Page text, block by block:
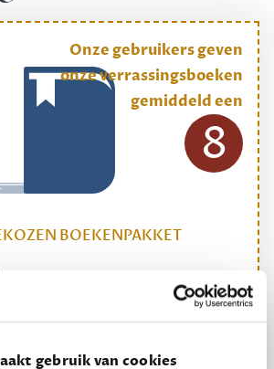
gebruik van cookies
BOEKENPAKKET
om je reading challenge te
Onze gebruikers geven
onze verrassingsboeken
gemiddeld een
8